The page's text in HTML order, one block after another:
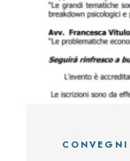
CONVEGNI